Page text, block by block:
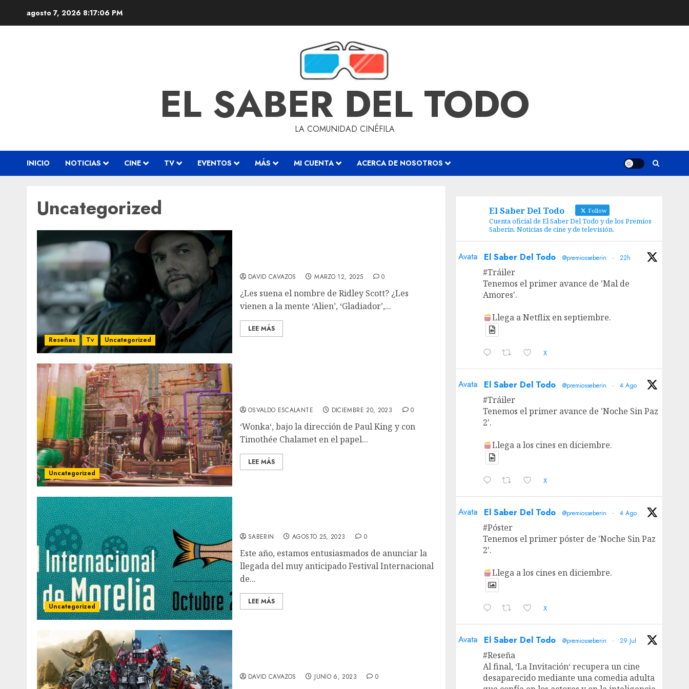
agosto 7, 2026 8:17:06 PM
EL SABER DEL TODO
LA COMUNIDAD CINÉFILA
INICIO NOTICIAS CINE TV EVENTOS MÁS MI CUENTA ACERCA DE NOSOTROS
Uncategorized
Reseñas Tv Uncategorized
DAVID CAVAZOS MARZO 12, 2025 0
¿Les suena el nombre de Ridley Scott? ¿Les
vienen a la mente ‘Alien’, ‘Gladiador’,...
LEE MÁS
Uncategorized
OSVALDO ESCALANTE DICIEMBRE 20, 2023 0
‘Wonka‘, bajo la dirección de Paul King y con
Timothée Chalamet en el papel...
LEE MÁS
Uncategorized
SABERIN AGOSTO 25, 2023 0
Este año, estamos entusiasmados de anunciar la
llegada del muy anticipado Festival Internacional
de...
LEE MÁS
DAVID CAVAZOS JUNIO 6, 2023 0
El Saber Del Todo Follow
Cuenta oficial de El Saber Del Todo y de los Premios
Saberin. Noticias de cine y de televisión.
Avatar El Saber Del Todo @premiosseberin · 22h
#Tráiler
Tenemos el primer avance de 'Mal de
Amores'.
Llega a Netflix en septiembre.
X
Avatar El Saber Del Todo @premiosseberin · 4 Ago
#Tráiler
Tenemos el primer avance de 'Noche Sin Paz
2'.
Llega a los cines en diciembre.
X
Avatar El Saber Del Todo @premiosseberin · 4 Ago
#Póster
Tenemos el primer póster de 'Noche Sin Paz
2'.
Llega a los cines en diciembre.
X
Avatar El Saber Del Todo @premiosseberin · 29 Jul
#Reseña
Al final, ‘La Invitación‘ recupera un cine
desaparecido mediante una comedia adulta